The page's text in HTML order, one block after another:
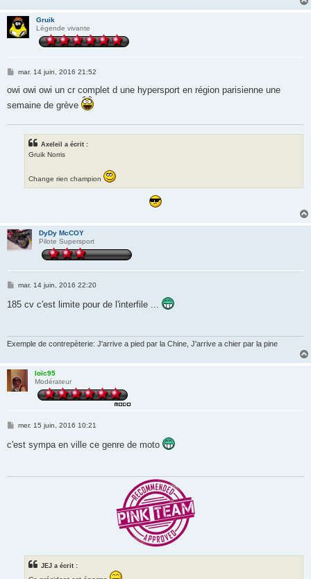
Gruik
Légende vivante
M
s
a
mar. 14 juin, 2016 21:52
owi owi owi un cr complet d une hypersport en région parisienne une
semaine de grève
Axeleil a écrit :
Gruik Norris
Change rien champion
DyDy McCOY
Pilote Supersport
M
s
s
mar. 14 juin, 2016 22:20
185 cv c'est limite pour de l'interfile ...
Exemple de contrepèterie: J'arrive a pied par la Chine, J'arrive a chier par la pine
loïc95
Modérateur
M
s
mer. 15 juin, 2016 10:21
c'est sympa en ville ce genre de moto
JEJ a écrit :